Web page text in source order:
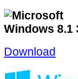
Download